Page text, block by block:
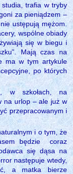
studia, trafia w tryby
za pieniądzem –
ustępują mężom.
wspólne obiady
się w biegu i
Mają czas na
ma w tym artykule
po których
w szkołach, na
na urlop – ale już w
przepracowanym i
i o tym, że
będzie
coraz
się dąsa na
następuje wtedy,
a matka bierze